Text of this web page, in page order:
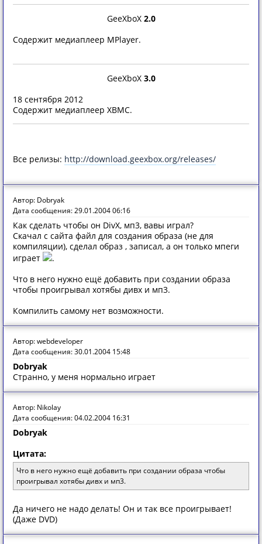
GeeXboX 2.0
Содержит медиаплеер MPlayer.
GeeXboX 3.0
18 сентября 2012
Содержит медиаплеер XBMC.
Все релизы: http://download.geexbox.org/releases/
Автор: Dobryak
Дата сообщения: 29.01.2004 06:16
Как сделать чтобы он DivX, мп3, вавы играл?
Скачал с сайта файл для создания образа (не для
компиляции), сделал образ , записал, а он только мпеги
играет
.
Что в него нужно ещё добавить при создании образа
чтобы проигрывал хотябы дивх и мп3.
Компилить самому нет возможности.
Автор: webdeveloper
Дата сообщения: 30.01.2004 15:48
Dobryak
Странно, у меня нормально играет
Автор: Nikolay
Дата сообщения: 04.02.2004 16:31
Dobryak
Цитата:
Что в него нужно ещё добавить при создании образа чтобы
проигрывал хотябы дивх и мп3.
Да ничего не надо делать! Он и так все проигрывает!
(Даже DVD)